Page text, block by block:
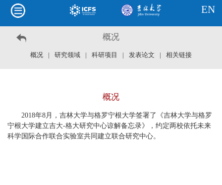
EN
概况
概况 研究领域 科研项目 发表论文 相关链接
概况
2018年8月， 吉林大学与格罗宁根大学签署了《吉林大学与格罗
宁根大学建立吉大-格大研究中心谅解备忘录》，约定两校依托未来
科学国际合作联合实验室共同建立联合研究中心。